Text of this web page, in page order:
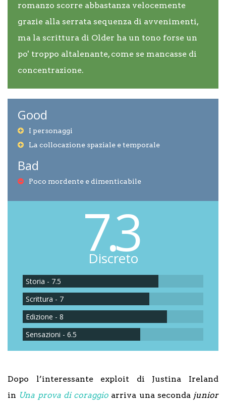
romanzo scorre abbastanza velocemente
grazie alla serrata sequenza di avvenimenti,
ma la scrittura di Older ha un tono forse un
po' troppo altalenante, come se mancasse di
concentrazione.
Good
I personaggi
La collocazione spaziale e temporale
Bad
Poco mordente e dimenticabile
7.3
Discreto
Storia - 7.5
Scrittura - 7
Edizione - 8
Sensazioni - 6.5
Dopo l’interessante exploit di Justina Ireland
in Una prova di coraggio arriva una seconda junior